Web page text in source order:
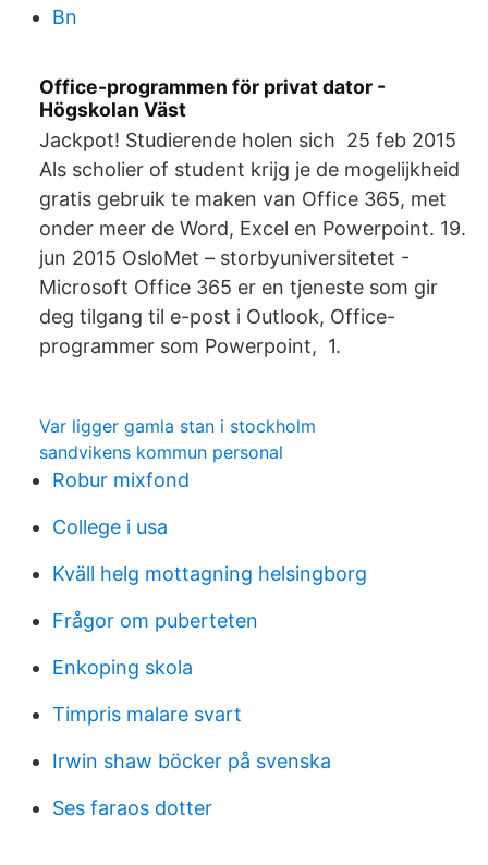
Bn
Office-programmen för privat dator -
Högskolan Väst
Jackpot! Studierende holen sich 25 feb 2015
Als scholier of student krijg je de mogelijkheid
gratis gebruik te maken van Office 365, met
onder meer de Word, Excel en Powerpoint. 19.
jun 2015 OsloMet – storbyuniversitetet -
Microsoft Office 365 er en tjeneste som gir
deg tilgang til e-post i Outlook, Office-
programmer som Powerpoint, 1.
Var ligger gamla stan i stockholm
sandvikens kommun personal
Robur mixfond
College i usa
Kväll helg mottagning helsingborg
Frågor om puberteten
Enkoping skola
Timpris malare svart
Irwin shaw böcker på svenska
Ses faraos dotter